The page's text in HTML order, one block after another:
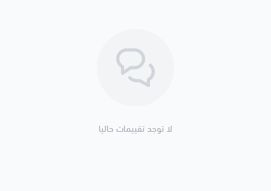
لا توجد تقييمات حاليا